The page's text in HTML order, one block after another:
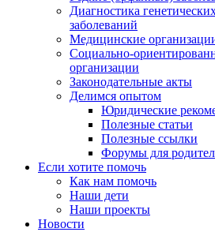
Диагностика
заболеваний
Медицинские
Социально-
организации
Законодательные акты
Делимся опытом
Юридические
Полезные статьи
Полезные ссылки
Форумы для
Если хотите помочь
Как нам помочь
Наши дети
Наши проекты
Новости